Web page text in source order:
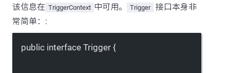
该信息在 TriggerContext 中可用。 Trigger
接口本身非
常简单：:
public interface Trigger {